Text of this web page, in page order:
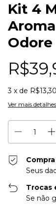
Kit 4
Odore
3 x de R$13,30
Ver mais detalhes
Seus
Trocas
Se não